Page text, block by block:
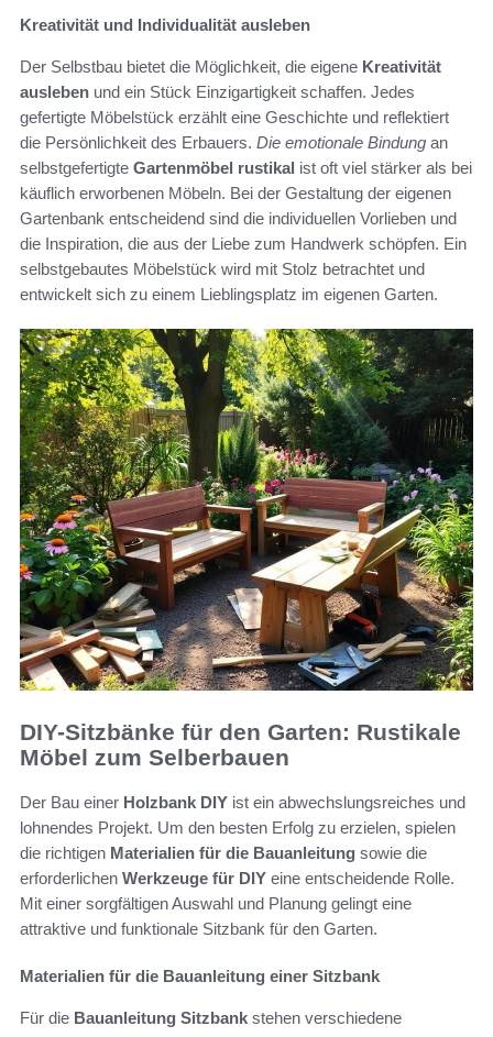
Kreativität und Individualität ausleben
Der Selbstbau bietet die Möglichkeit, die eigene Kreativität
ausleben und ein Stück Einzigartigkeit schaffen. Jedes
gefertigte Möbelstück erzählt eine Geschichte und reflektiert
die Persönlichkeit des Erbauers. Die emotionale Bindung an
selbstgefertigte Gartenmöbel rustikal ist oft viel stärker als bei
käuflich erworbenen Möbeln. Bei der Gestaltung der eigenen
Gartenbank entscheidend sind die individuellen Vorlieben und
die Inspiration, die aus der Liebe zum Handwerk schöpfen. Ein
selbstgebautes Möbelstück wird mit Stolz betrachtet und
entwickelt sich zu einem Lieblingsplatz im eigenen Garten.
DIY-Sitzbänke für den Garten: Rustikale
Möbel zum Selberbauen
Der Bau einer Holzbank DIY ist ein abwechslungsreiches und
lohnendes Projekt. Um den besten Erfolg zu erzielen, spielen
die richtigen Materialien für die Bauanleitung sowie die
erforderlichen Werkzeuge für DIY eine entscheidende Rolle.
Mit einer sorgfältigen Auswahl und Planung gelingt eine
attraktive und funktionale Sitzbank für den Garten.
Materialien für die Bauanleitung einer Sitzbank
Für die Bauanleitung Sitzbank stehen verschiedene